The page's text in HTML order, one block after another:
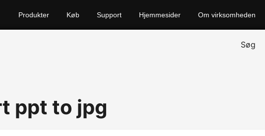
Produkter Køb Support Hjemmesider Om virksomheden
Søg
ppt to jpg